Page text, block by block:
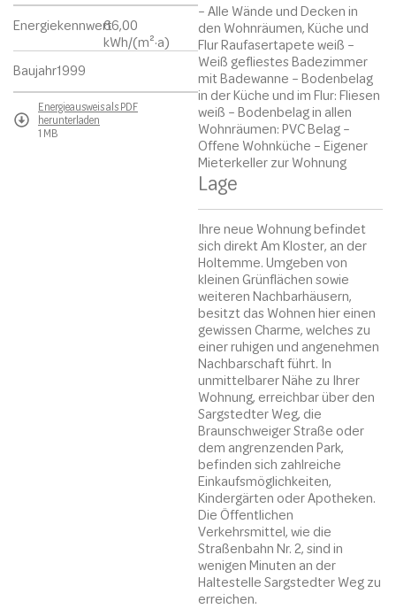
Energiekennwert66,00
kWh/(m²·a)
Baujahr1999
Energieausweis als PDF
herunterladen
1 MB
– Alle Wände und Decken in
den Wohnräumen, Küche und
Flur Raufasertapete weiß –
Weiß gefliestes Badezimmer
mit Badewanne – Bodenbelag
in der Küche und im Flur: Fliesen
weiß – Bodenbelag in allen
Wohnräumen: PVC Belag –
Offene Wohnküche – Eigener
Mieterkeller zur Wohnung
Lage
Ihre neue Wohnung befindet
sich direkt Am Kloster, an der
Holtemme. Umgeben von
kleinen Grünflächen sowie
weiteren Nachbarhäusern,
besitzt das Wohnen hier einen
gewissen Charme, welches zu
einer ruhigen und angenehmen
Nachbarschaft führt. In
unmittelbarer Nähe zu Ihrer
Wohnung, erreichbar über den
Sargstedter Weg, die
Braunschweiger Straße oder
dem angrenzenden Park,
befinden sich zahlreiche
Einkaufsmöglichkeiten,
Kindergärten oder Apotheken.
Die Öffentlichen
Verkehrsmittel, wie die
Straßenbahn Nr. 2, sind in
wenigen Minuten an der
Haltestelle Sargstedter Weg zu
erreichen.